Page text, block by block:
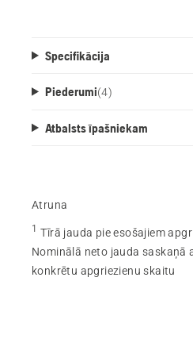
Specifikācija
Piederumi(4)
Atbalsts īpašniekam
Atruna
1 Tīrā jauda pie esošajiem
Nominālā neto jauda saskaņā
konkrētu apgriezienu skaitu